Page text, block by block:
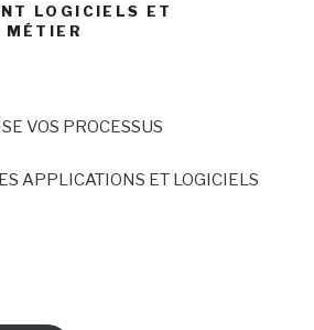
LOGICIELS ET
VOS PROCESSUS
APPLICATIONS ET LOGICIELS